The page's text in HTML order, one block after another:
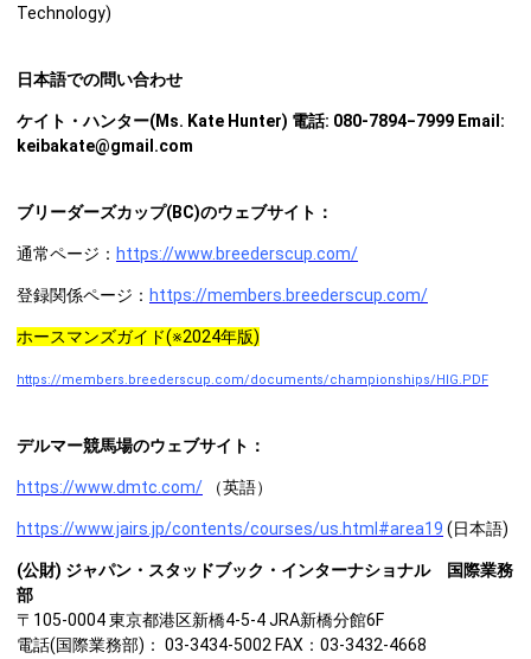
Technology)
日本語での問い合わせ
ケイト・ハンター(Ms. Kate Hunter) 電話: 080-7894−7999 Email:
keibakate@gmail.com
ブリーダーズカップ(BC)のウェブサイト：
通常ページ： https://www.breederscup.com/
登録関係ページ： https://members.breederscup.com/
ホースマンズガイド(※2024年版)
https://members.breederscup.com/documents/championships/HIG.PDF
デルマー競馬場のウェブサイト：
https://www.dmtc.com/ （英語）
https://www.jairs.jp/contents/courses/us.html#area19 (日本語)
(公財) ジャパン・スタッドブック・インターナショナル 国際業務
部
〒105-0004 東京都港区新橋4-5-4 JRA新橋分館6F
電話(国際業務部)： 03-3434-5002 FAX：03-3432-4668